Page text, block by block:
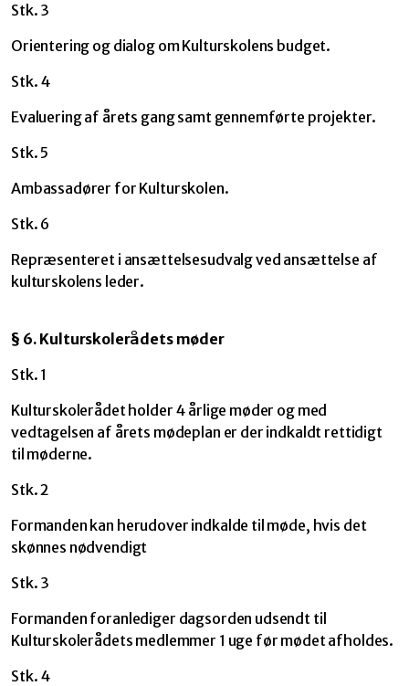
Stk. 3
Orientering og dialog om Kulturskolens budget.
Stk. 4
Evaluering af årets gang samt gennemførte projekter.
Stk. 5
Ambassadører for Kulturskolen.
Stk. 6
Repræsenteret i ansættelsesudvalg ved ansættelse af
kulturskolens leder.
§ 6. Kulturskolerådets møder
Stk. 1
Kulturskolerådet holder 4 årlige møder og med
vedtagelsen af årets mødeplan er der indkaldt rettidigt
til møderne.
Stk. 2
Formanden kan herudover indkalde til møde, hvis det
skønnes nødvendigt
Stk. 3
Formanden foranlediger dagsorden udsendt til
Kulturskolerådets medlemmer 1 uge før mødet afholdes.
Stk. 4